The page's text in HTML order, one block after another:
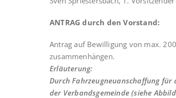
ANTRAG durch den Vorstand:
Antrag auf Bewilligung von max.
zusammenhängen.
Erläuterung:
Durch Fahrzeugneuanschaffung
der Verbandsgemeinde (siehe